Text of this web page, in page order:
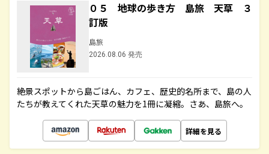
０５ 地球の歩き方 島旅 天草 ３
訂版
島旅
2026.08.06 発売
絶景スポットから島ごはん、カフェ、歴史的名所まで、島の人
たちが教えてくれた天草の魅力を1冊に凝縮。さあ、島旅へ。
詳細を見る